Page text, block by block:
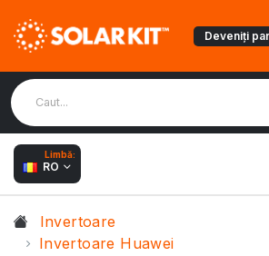
Deveniți
Limbă:
RO
Invertoare
Invertoare Huawei